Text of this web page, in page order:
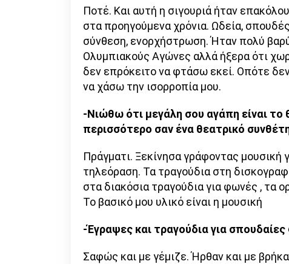
Ποτέ. Και αυτή η σιγουριά ήταν
στα προηγούμενα χρόνια. Ωδεία,
σύνθεση, ενορχήστρωση. Ήταν πολύ
Ολυμπιακούς Αγώνες αλλά ήξερα ότι
δεν επρόκειτο να φτάσω εκεί. Οπότε
να χάσω την ισορροπία μου.
-Νιώθω ότι μεγάλη σου αγάπη είναι
περισσότερο σαν ένα θεατρικό
Πράγματι. Ξεκίνησα γράφοντας μουσική
τηλεόραση. Τα τραγούδια στη
στα διακόσια τραγούδια για φωνές , τα
Το βασικό μου υλικό είναι η μουσική
-Έγραψες και τραγούδια για
Σαφώς και με γέμιζε. Ήρθαν και με